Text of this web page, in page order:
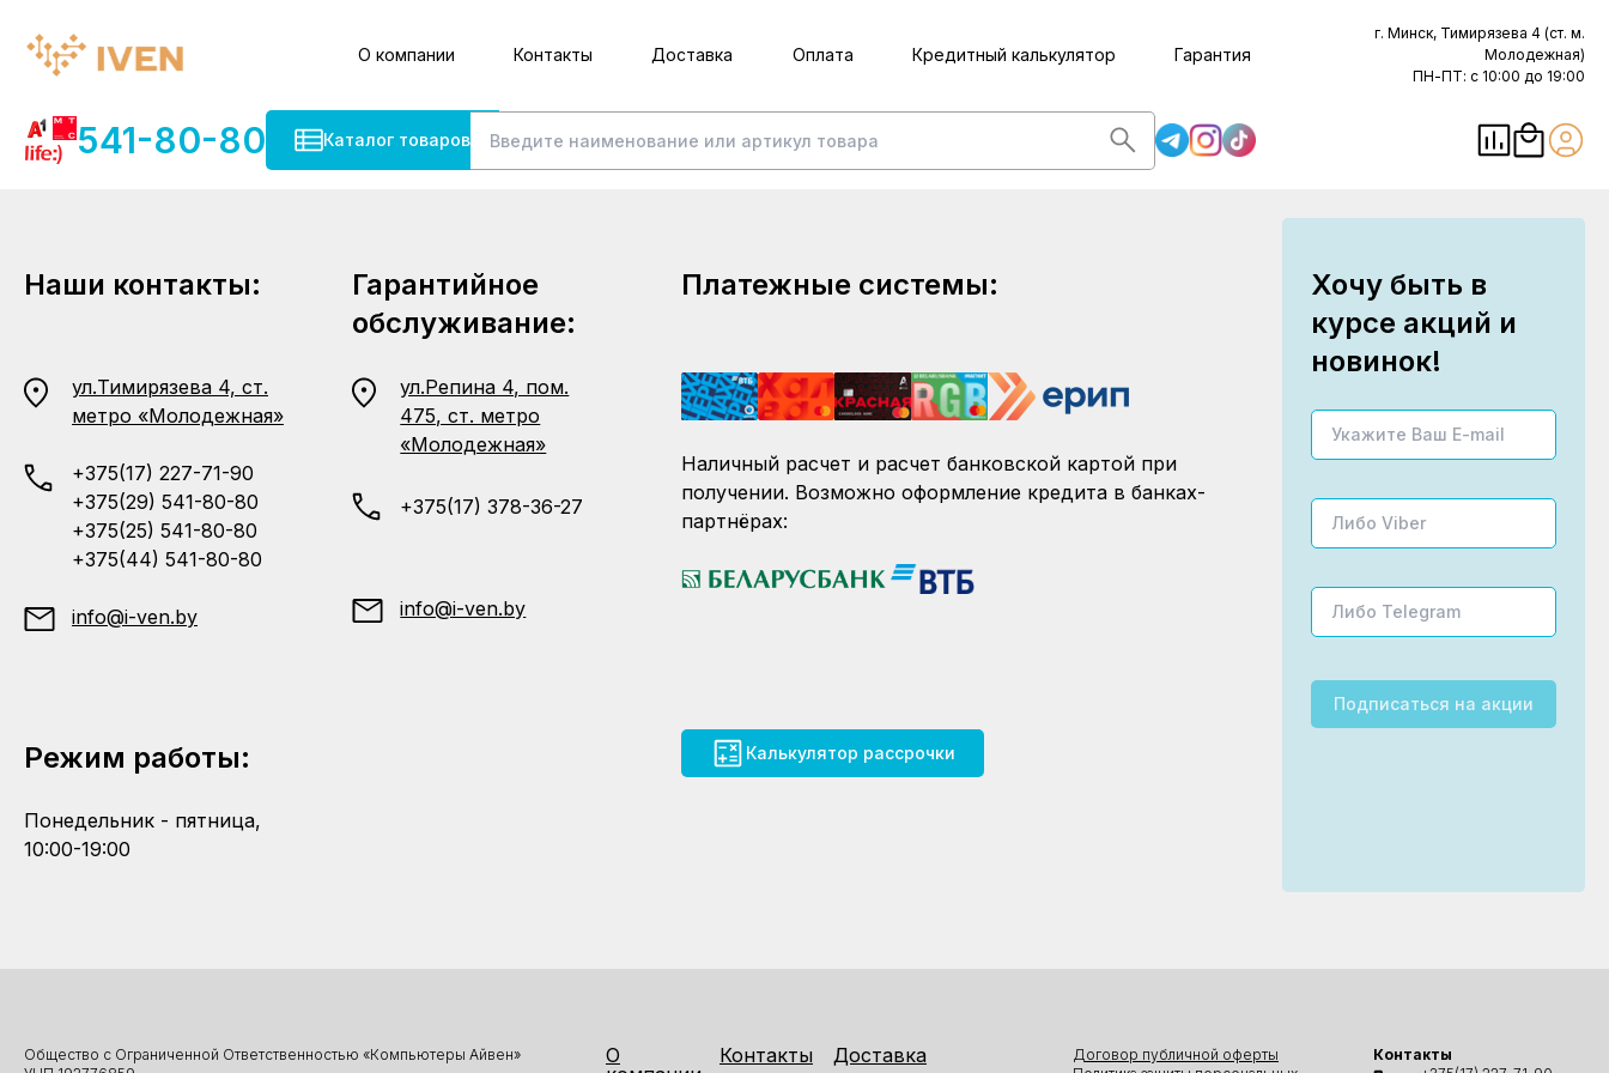
О компании Контакты Доставка Оплата Кредитный калькулятор Гарантия
г. Минск, Тимирязева 4 (ст. м.
Молодежная)
ПН-ПТ: с 10:00 до 19:00
541-80-80 Каталог товаров
Наши контакты:
ул.Тимирязева 4, ст.
метро «Молодежная»
+375(17) 227-71-90
+375(29) 541-80-80
+375(25) 541-80-80
+375(44) 541-80-80
info@i-ven.by
Гарантийное
обслуживание:
ул.Репина 4, пом.
475, ст. метро
«Молодежная»
+375(17) 378-36-27
info@i-ven.by
Платежные системы:
Наличный расчет и расчет банковской картой при
получении. Возможно оформление кредита в банках-
партнёрах:
Режим работы:
Понедельник - пятница,
10:00-19:00
Калькулятор рассрочки
Хочу быть в
курсе акций и
новинок!
Подписаться на акции
Общество с Ограниченной Ответственностью «Компьютеры Айвен»
О
Контакты Доставка
Договор публичной оферты
Контакты